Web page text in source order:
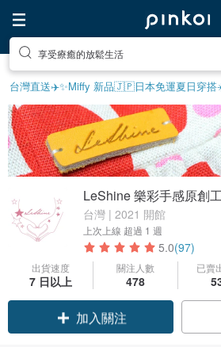
享受療癒的放鬆生活
台灣直送✈️✨Miffy 新品🇯🇵日本免運夏日穿
LeShine 樂彩手感原創
台灣 | 2021 開館
上次上線 超過 1 週
5.0(97)
出貨速度
7 日以上
關注人數
478
已賣
領優惠券